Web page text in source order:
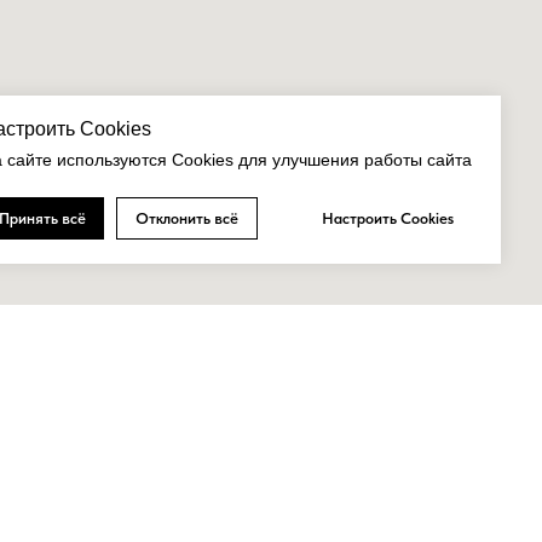
Cookies
сайте используются Cookies для улучшения работы сайта
Принять всё Отклонить всё Настроить Cookies